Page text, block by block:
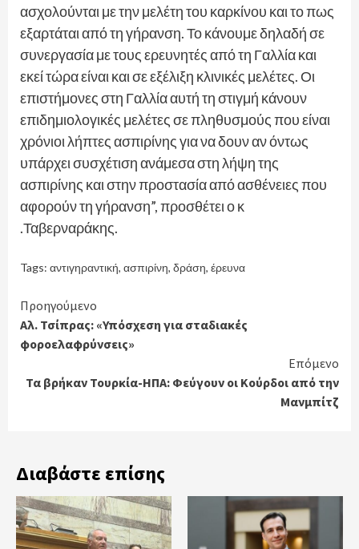
ασχολούνται με την μελέτη του καρκίνου και το πως
εξαρτάται από τη γήρανση. Το κάνουμε δηλαδή σε
συνεργασία με τους ερευνητές από τη Γαλλία και
εκεί τώρα είναι και σε εξέλιξη κλινικές μελέτες. Οι
επιστήμονες στη Γαλλία αυτή τη στιγμή κάνουν
επιδημιολογικές μελέτες σε πληθυσμούς που είναι
χρόνιοι λήπτες ασπιρίνης για να δουν αν όντως
υπάρχει συσχέτιση ανάμεσα στη λήψη της
ασπιρίνης και στην προστασία από ασθένειες που
αφορούν τη γήρανση”, προσθέτει ο κ
.Ταβερναράκης.
Tags: αντιγηραντική, ασπιρίνη, δράση, έρευνα
Continue
Reading
Προηγούμενο
Αλ. Τσίπρας: «Υπόσχεση για σταδιακές
φοροελαφρύνσεις»
Επόμενο
Τα βρήκαν Τουρκία-ΗΠΑ: Φεύγουν οι Κούρδοι από την
Μανμπίτζ
Διαβάστε επίσης